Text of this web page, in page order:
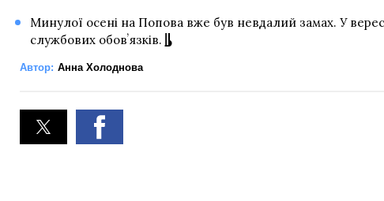
Минулої осені на Попова вже був невдалий замах. У
службових обовʼязків.
Автор: Анна Холоднова